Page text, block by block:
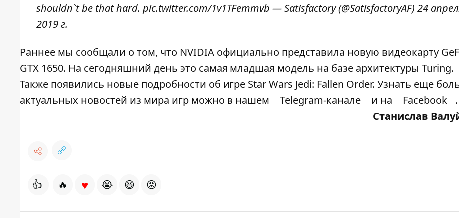
shouldn`t be that hard. pic.twitter.com/1v1TFemmvb — Satisfactory (@SatisfactoryAF) 24
2019 г.
Раннее мы сообщали о том, что NVIDIA официально представила новую видеокарту
GTX 1650. На сегодняшний день это самая младшая модель на базе архитектуры Turing.
Также появились новые подробности об игре Star Wars Jedi: Fallen Order. Узнать еще
актуальных новостей из мира игр можно в нашем
Telegram-канале и на Facebook
.
Станислав
👍 🔥 ♥ 😭 😆 😡